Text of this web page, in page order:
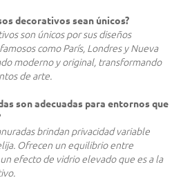
decorativos sean únicos?
son únicos por sus diseños
como París, Londres y Nueva
moderno y original, transformando
de arte.
son adecuadas para entornos que
brindan privacidad variable
Ofrecen un equilibrio entre
efecto de vidrio elevado que es a la